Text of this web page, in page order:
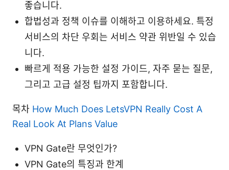
좋습니다.
합법성과 정책 이슈를 이해하고 이용하세요. 특정
서비스의 차단 우회는 서비스 약관 위반일 수 있습
니다.
빠르게 적용 가능한 설정 가이드, 자주 묻는 질문,
그리고 고급 설정 팁까지 포함합니다.
목차 How Much Does LetsVPN Really Cost A
Real Look At Plans Value
VPN Gate란 무엇인가?
VPN Gate의 특징과 한계